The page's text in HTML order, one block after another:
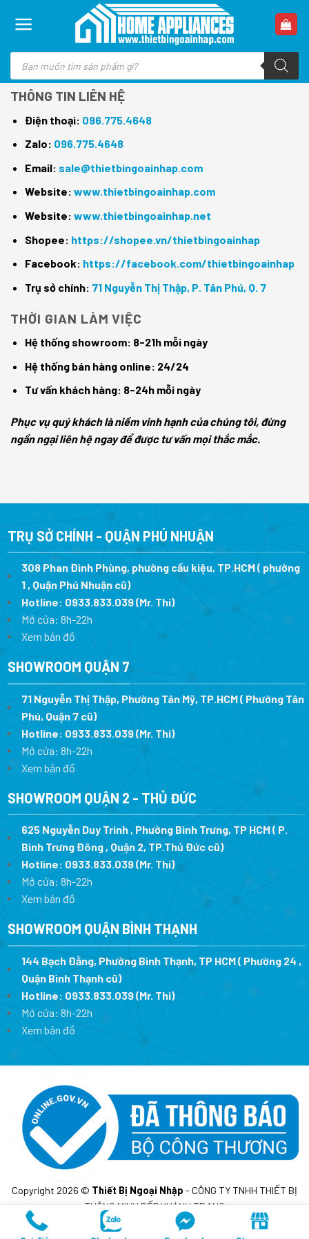
Tìm
kiếm
phẩm
THÔNG TIN LIÊN HỆ
Điện thoại: 096.775.4648
Zalo: 096.775.4648
Email: sale@thietbingoainhap.com
Website: www.thietbingoainhap.com
Website: www.thietbingoainhap.net
Shopee: https://shopee.vn/thietbingoainhap
Facebook: https://facebook.com/thietbingoainhap
Trụ sở chính: 71 Nguyễn Thị Thập, P. Tân Phú, Q. 7
THỜI GIAN LÀM VIỆC
Hệ thống showroom: 8-21h mỗi ngày
Hệ thống bán hàng online: 24/24
Tư vấn khách hàng: 8-24h mỗi ngày
Phục vụ quý khách là niềm vinh hạnh của chúng tôi, đừng
ngần ngại liên hệ ngay để được tư vấn mọi thắc mắc.
TRỤ SỞ CHÍNH - QUẬN PHÚ NHUẬN
308 Phan Đình Phùng, phường cầu kiệu, TP.HCM ( phường
1 , Quận Phú Nhuận cũ)
Hotline: 0933.833.039(Mr. Thi)
Mở cửa: 8h-22h
Xem bản đồ
SHOWROOM QUẬN 7
71 Nguyễn Thị Thập, Phường Tân Mỹ, TP.HCM ( Phường Tân
Phú, Quận 7 cũ)
Hotline: 0933.833.039(Mr. Thi)
Mở cửa: 8h-22h
Xem bản đồ
SHOWROOM QUẬN 2 - THỦ ĐỨC
625 Nguyễn Duy Trinh , Phường Bình Trưng, TP HCM ( P.
Bình Trưng Đông , Quận 2, TP.Thủ Đức cũ)
Hotline: 0933.833.039(Mr. Thi)
Mở cửa: 8h-22h
Xem bản đồ
SHOWROOM QUẬN BÌNH THẠNH
144 Bạch Đằng, Phường Bình Thạnh, TP HCM ( Phường 24 ,
Quận Bình Thạnh cũ)
Hotline: 0933.833.039(Mr. Thi)
Mở cửa: 8h-22h
Xem bản đồ
Copyright 2026 © Thiết Bị Ngoại Nhập - CÔNG TY TNHH THIẾT BỊ
THÔNG MINH BẾP KHÁNH TRANG
MST: 0317675241- Cấp lần đầu ngày 10/02/2023 tại sở KH&DT